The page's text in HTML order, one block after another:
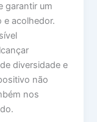
garantir um
e acolhedor.
diversidade e
não
nos